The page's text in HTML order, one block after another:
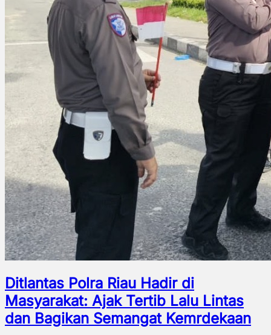
Ditlantas Polra Riau Hadir di
Masyarakat: Ajak Tertib Lalu Lintas
dan Bagikan Semangat Kemrdekaan